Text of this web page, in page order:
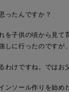
ったんですか？
子供の頃から見て
しに行ったのですが
けですね。ではお
ソール作りを始め